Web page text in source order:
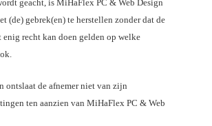
geacht, is MiHaFlex PC & Web Design
(de) gebrek(en) te herstellen zonder dat de
enig recht kan doen gelden op welke
ontslaat de afnemer niet van zijn
ten aanzien van MiHaFlex PC & Web